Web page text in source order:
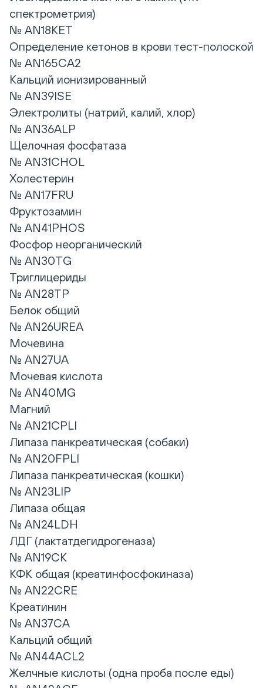
спектрометрия)
№ AN18KET
Определение кетонов в крови тест-полоской
№ AN165CA2
Кальций ионизированный
№ AN39ISE
Электролиты (натрий, калий, хлор)
№ AN36ALP
Щелочная фосфатаза
№ AN31CHOL
Холестерин
№ AN17FRU
Фруктозамин
№ AN41PHOS
Фосфор неорганический
№ AN30TG
Триглицериды
№ AN28TP
Белок общий
№ AN26UREA
Мочевина
№ AN27UA
Мочевая кислота
№ AN40MG
Магний
№ AN21CPLI
Липаза панкреатическая (собаки)
№ AN20FPLI
Липаза панкреатическая (кошки)
№ AN23LIP
Липаза общая
№ AN24LDH
ЛДГ (лактатдегидрогеназа)
№ AN19CK
КФК общая (креатинфосфокиназа)
№ AN22CRE
Креатинин
№ AN37CA
Кальций общий
№ AN44ACL2
Желчные кислоты (одна проба после еды)